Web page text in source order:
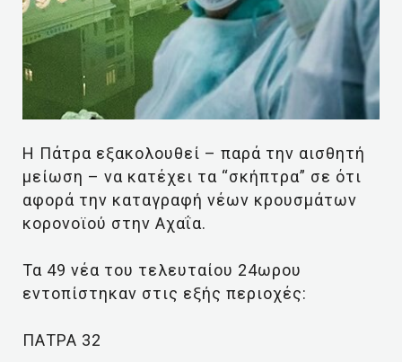
Η Πάτρα εξακολουθεί – παρά την αισθητή
μείωση – να κατέχει τα “σκήπτρα” σε ότι
αφορά την καταγραφή νέων κρουσμάτων
κορονοϊού στην Αχαΐα.
Τα 49 νέα του τελευταίου 24ωρου
εντοπίστηκαν στις εξής περιοχές:
ΠΑΤΡΑ 32